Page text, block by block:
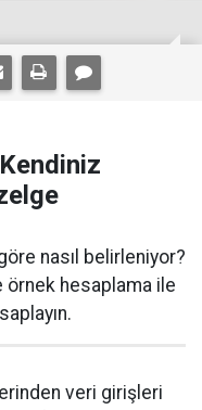
nasıl belirleniyor?
örnek hesaplama ile
veri girişleri